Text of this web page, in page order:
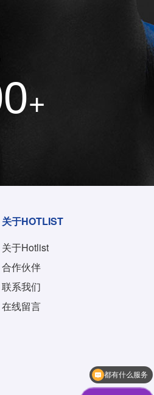
+
关于HOTLIST
关于Hotlist
合作伙伴
联系我们
在线留言
人工客服